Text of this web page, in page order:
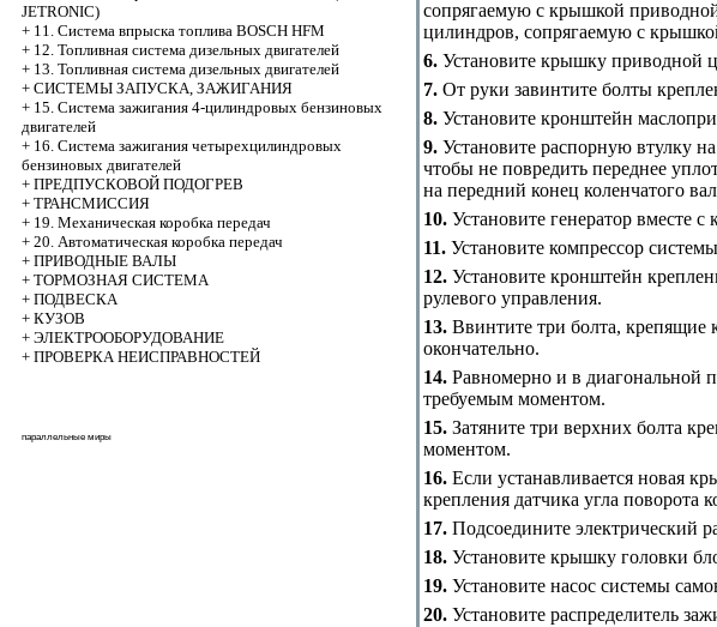
JETRONIC)
+ 11. Система впрыска топлива BOSCH HFM
+ 12. Топливная система дизельных двигателей
+ 13. Топливная система дизельных двигателей
+ СИСТЕМЫ ЗАПУСКА, ЗАЖИГАНИЯ
+ 15. Система зажигания 4-цилиндровых бензиновых
двигателей
+ 16. Система зажигания четырехцилиндровых
бензиновых двигателей
+ ПРЕДПУСКОВОЙ ПОДОГРЕВ
+ ТРАНСМИССИЯ
+ 19. Механическая коробка передач
+ 20. Автоматическая коробка передач
+ ПРИВОДНЫЕ ВАЛЫ
+ ТОРМОЗНАЯ СИСТЕМА
+ ПОДВЕСКА
+ КУЗОВ
+ ЭЛЕКТРООБОРУДОВАНИЕ
+ ПРОВЕРКА НЕИСПРАВНОСТЕЙ
параллельные миры
сопрягаемую с крышкой
цилиндров, сопрягаемую с
6. Установите крышку приводной
7. От руки завинтите болты
8. Установите кронштейн
9. Установите распорную втулку
чтобы не повредить переднее
на передний конец коленчатого
10. Установите генератор вместе
11. Установите компрессор
12. Установите кронштейн
рулевого управления.
13. Ввинтите три болта, крепящие
окончательно.
14. Равномерно и в диагональной
требуемым моментом.
15. Затяните три верхних болта
моментом.
16. Если устанавливается новая
крепления датчика угла поворота
17. Подсоедините электрический
18. Установите крышку головки
19. Установите насос системы
20. Установите распределитель